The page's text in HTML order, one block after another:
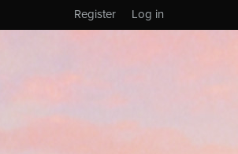
Log in
Register